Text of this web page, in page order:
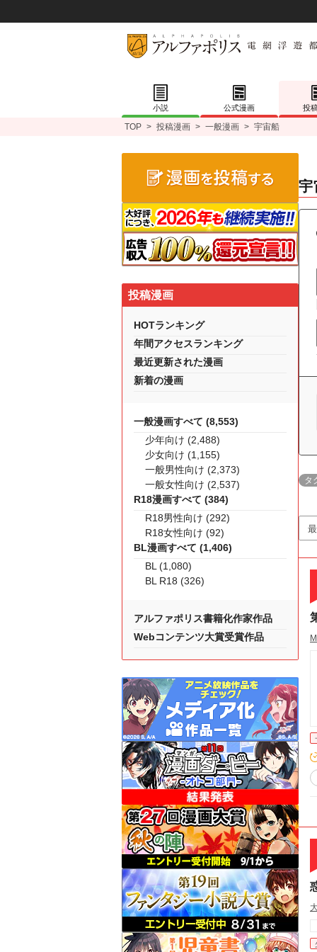
小説 公式漫画 投
TOP > 投稿漫画 > 一般漫画 > 宇宙船
宇
タ
投稿漫画
HOTランキング
年間アクセスランキング
最近更新された漫画
新着の漫画
一般漫画すべて (8,553)
少年向け (2,488)
少女向け (1,155)
一般男性向け (2,373)
一般女性向け (2,537)
R18漫画すべて (384)
R18男性向け (292)
R18女性向け (92)
BL漫画すべて (1,406)
BL (1,080)
BL R18 (326)
アルファポリス書籍化作家作品
Webコンテンツ大賞受賞作品